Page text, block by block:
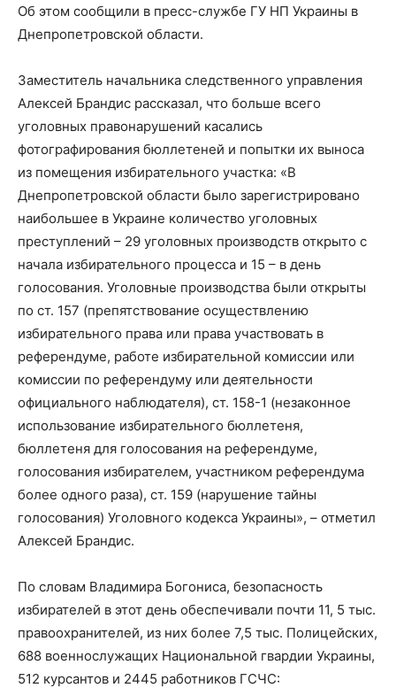
Об этом сообщили в пресс-службе ГУ НП Украины в
Днепропетровской области.
Заместитель начальника следственного управления
Алексей Брандис рассказал, что больше всего
уголовных правонарушений касались
фотографирования бюллетеней и попытки их выноса
из помещения избирательного участка: «В
Днепропетровской области было зарегистрировано
наибольшее в Украине количество уголовных
преступлений – 29 уголовных производств открыто с
начала избирательного процесса и 15 – в день
голосования. Уголовные производства были открыты
по ст. 157 (препятствование осуществлению
избирательного права или права участвовать в
референдуме, работе избирательной комиссии или
комиссии по референдуму или деятельности
официального наблюдателя), ст. 158-1 (незаконное
использование избирательного бюллетеня,
бюллетеня для голосования на референдуме,
голосования избирателем, участником референдума
более одного раза), ст. 159 (нарушение тайны
голосования) Уголовного кодекса Украины», – отметил
Алексей Брандис.
По словам Владимира Богониса, безопасность
избирателей в этот день обеспечивали почти 11, 5 тыс.
правоохранителей, из них более 7,5 тыс. Полицейских,
688 военнослужащих Национальной гвардии Украины,
512 курсантов и 2445 работников ГСЧС: